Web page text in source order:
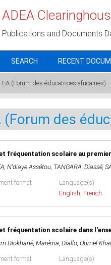
ADEA
Publications and Documents
SEARCH RECENT
(Forum des éducatrices africaines)
(Forum des
fréquentation scolaire au
N'diaye Assétou, TANGARA, Diassé,
format
Language(s)
English, French
fréquentation scolaire dans
Diokhané, Maréma, Diallo, Oumel
format
Language(s)